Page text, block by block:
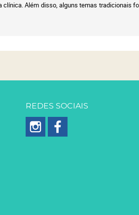
clínica. Além disso, alguns temas tradicionais
REDES SOCIAIS